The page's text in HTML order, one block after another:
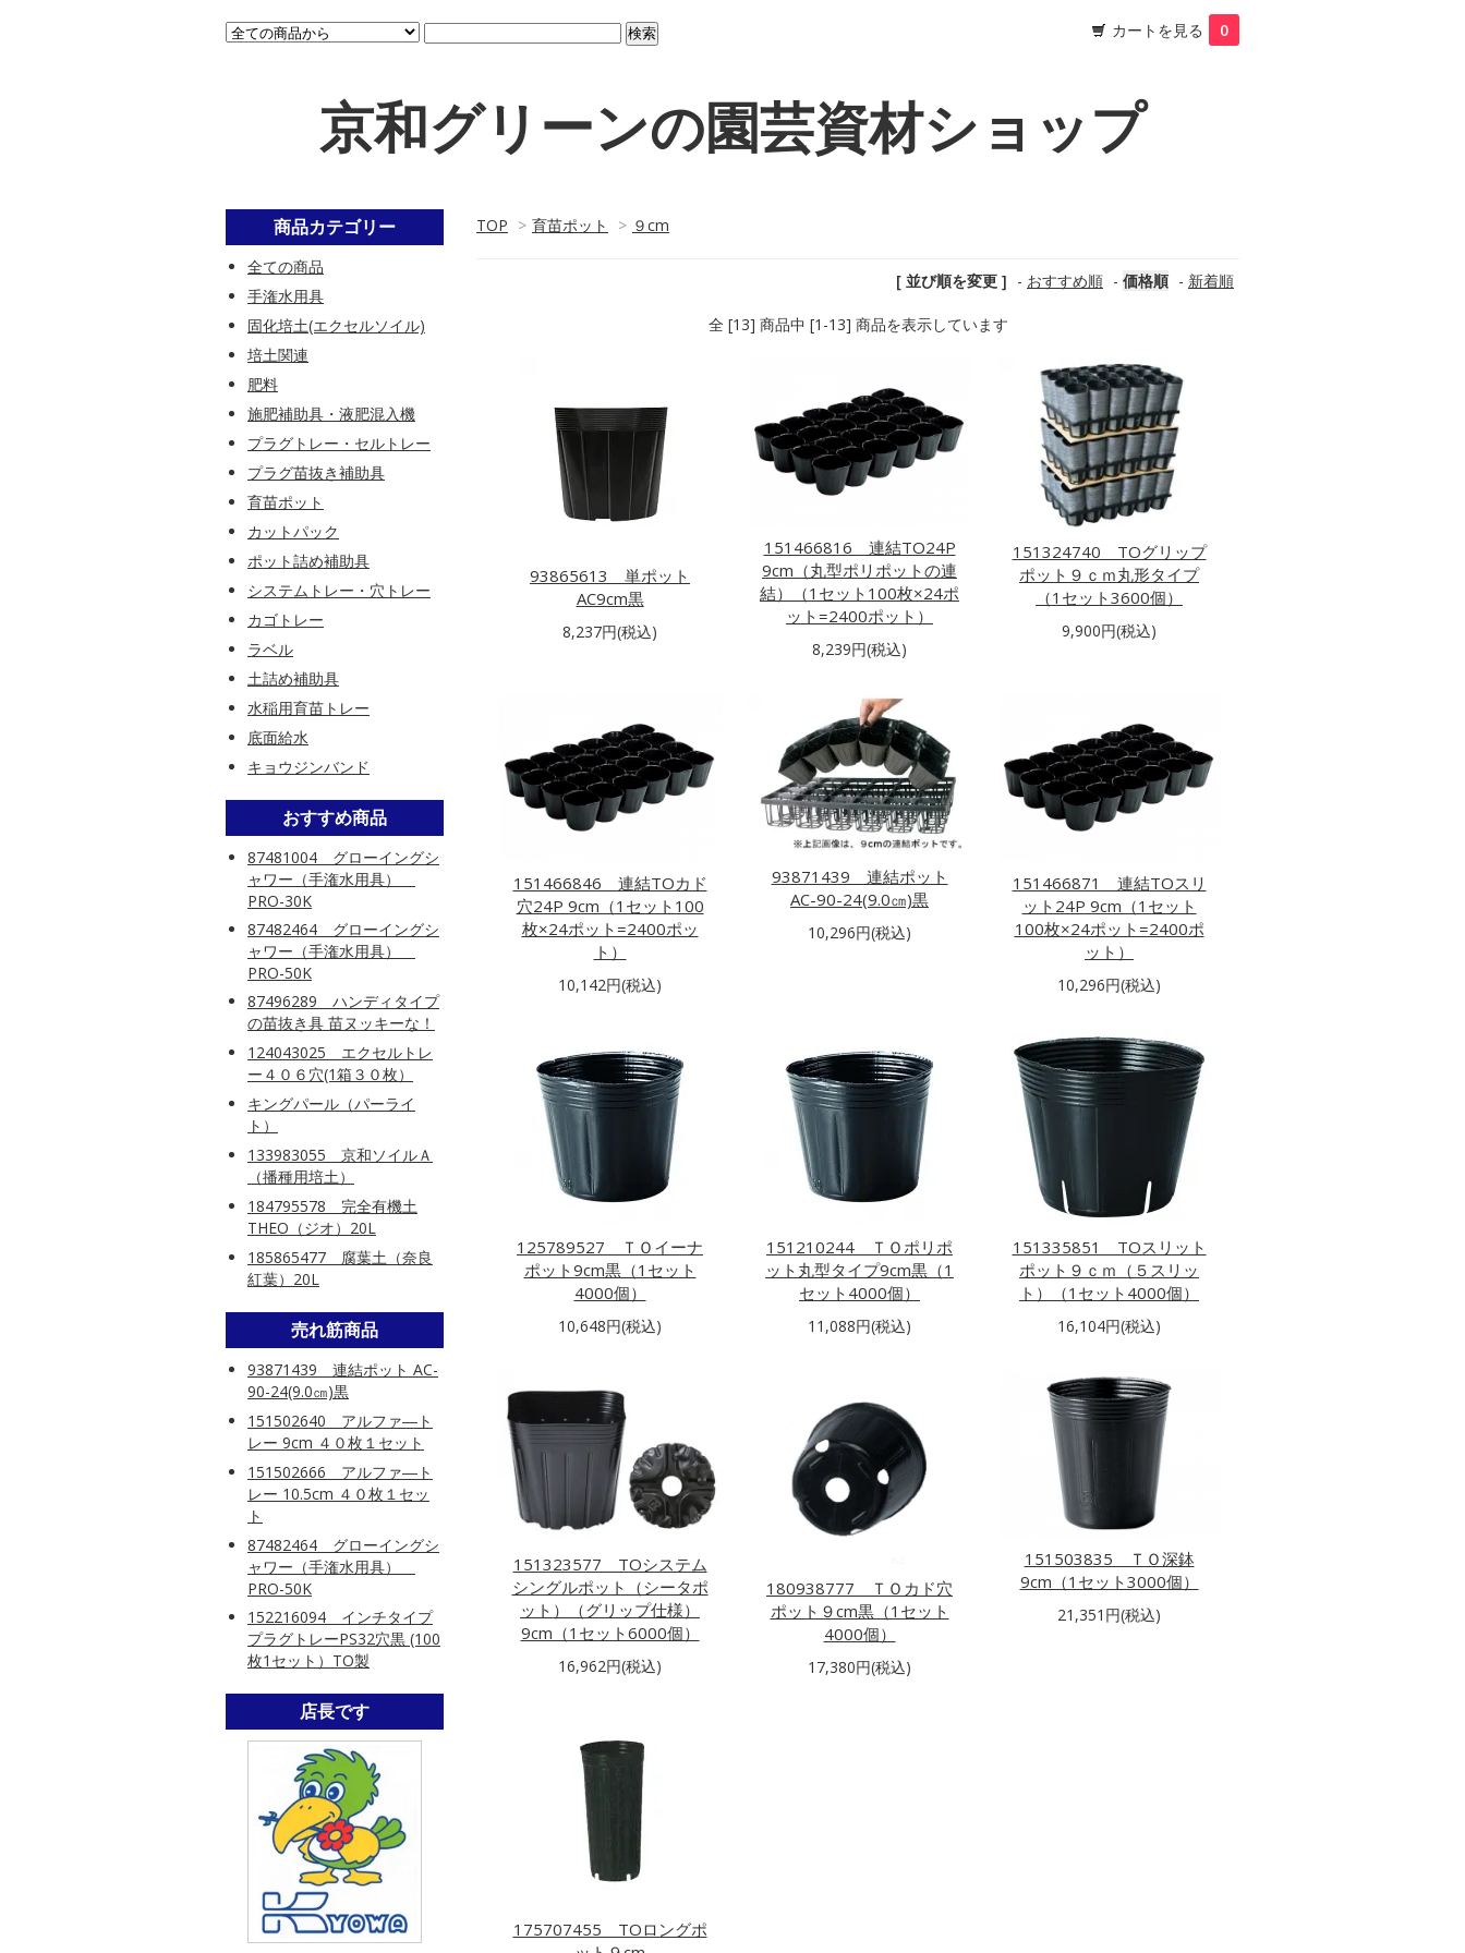
カートを見る 0
京和グリーンの園芸資材ショップ
TOP > 育苗ポット > ９cm
[ 並び順を変更 ] - おすすめ順 - 価格順 - 新着順
全 [13] 商品中 [1-13] 商品を表示しています
93865613 単ポット
AC9cm黒
8,237円(税込)
151466816 連結TO24P
9cm（丸型ポリポットの連
結）（1セット100枚×24ポ
ット=2400ポット）
8,239円(税込)
151324740 TOグリップ
ポット９ｃｍ丸形タイプ
（1セット3600個）
9,900円(税込)
151466846 連結TOカド
穴24P 9cm（1セット100
枚×24ポット=2400ポッ
ト）
10,142円(税込)
93871439 連結ポット
AC-90-24(9.0㎝)黒
10,296円(税込)
151466871 連結TOスリ
ット24P 9cm（1セット
100枚×24ポット=2400ポ
ット）
10,296円(税込)
125789527 ＴＯイーナ
ポット9cm黒（1セット
4000個）
10,648円(税込)
151210244 ＴＯポリポ
ット丸型タイプ9cm黒（1
セット4000個）
11,088円(税込)
151335851 TOスリット
ポット９ｃｍ（５スリッ
ト）（1セット4000個）
16,104円(税込)
151323577 TOシステム
シングルポット（シータポ
ット）（グリップ仕様）
9cm（1セット6000個）
16,962円(税込)
180938777 ＴＯカド穴
ポット９cm黒（1セット
4000個）
17,380円(税込)
151503835 ＴＯ深鉢
9cm（1セット3000個）
21,351円(税込)
175707455 TOロングポ
商品カテゴリー
全ての商品
手潅水用具
固化培土(エクセルソイル)
培土関連
肥料
施肥補助具・液肥混入機
プラグトレー・セルトレー
プラグ苗抜き補助具
育苗ポット
カットパック
ポット詰め補助具
システムトレー・穴トレー
カゴトレー
ラベル
土詰め補助具
水稲用育苗トレー
底面給水
キョウジンバンド
おすすめ商品
87481004 グローイングシ
ャワー（手潅水用具）
PRO-30K
87482464 グローイングシ
ャワー（手潅水用具）
PRO-50K
87496289 ハンディタイプ
の苗抜き具 苗ヌッキーな！
124043025 エクセルトレ
ー４０６穴(1箱３０枚）
キングパール（パーライ
ト）
133983055 京和ソイルＡ
（播種用培土）
184795578 完全有機土
THEO（ジオ）20L
185865477 腐葉土（奈良
紅葉）20L
売れ筋商品
93871439 連結ポット AC-
90-24(9.0㎝)黒
151502640 アルファ―ト
レー 9cm ４０枚１セット
151502666 アルファ―ト
レー 10.5cm ４０枚１セッ
ト
87482464 グローイングシ
ャワー（手潅水用具）
PRO-50K
152216094 インチタイプ
プラグトレーPS32穴黒 (100
枚1セット）TO製
店長です